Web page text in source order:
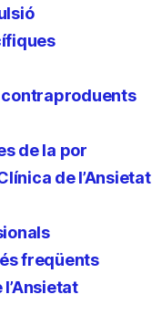
de la por
de l’Ansietat
freqüents